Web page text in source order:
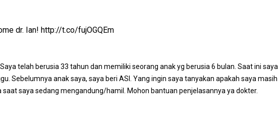
dr. Ian! http://t.co/fujOGQEm
telah berusia 33 tahun dan memiliki seorang anak yg berusia 6 bulan. Saat ini saya
Sebelumnya anak saya, saya beri ASI. Yang ingin saya tanyakan apakah saya masih
saat saya sedang mengandung/hamil. Mohon bantuan penjelasannya ya dokter.